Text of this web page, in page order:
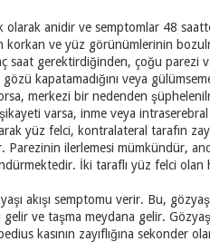
olarak anidir ve semptomlar 48
ve yüz görünümlerinin
saat gerektirdiğinden, çoğu parezi
kapatamadığını veya
merkezi bir nedenden
varsa, inme veya
yüz felci, kontralateral tarafın
Parezinin ilerlemesi mümkündür,
İki taraflı yüz felci olan
akışı semptomu verir. Bu,
gelir ve taşma meydana gelir.
kasının zayıflığına sekonder